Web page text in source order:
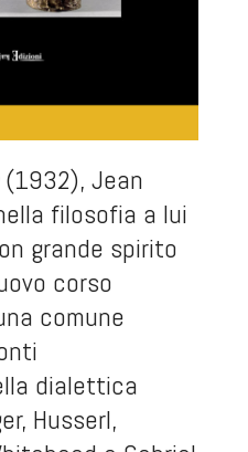
Jean
filosofia a lui
grande spirito
corso
comune
dialettica
Husserl,